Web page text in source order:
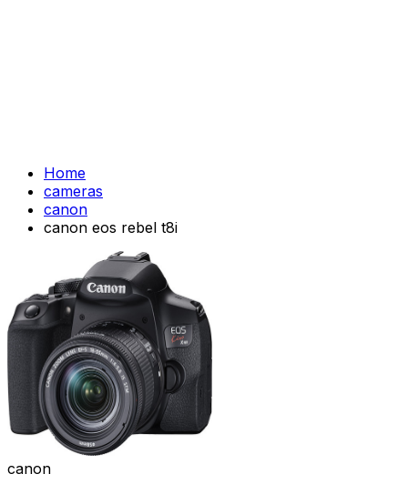
Home
cameras
canon
canon eos rebel t8i
canon